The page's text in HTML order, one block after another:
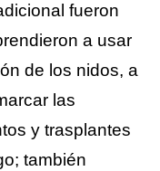
fueron
a usar
de los nidos, a
las
y trasplantes
también